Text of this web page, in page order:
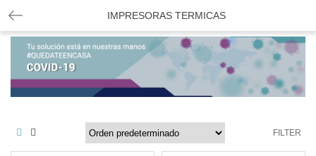
IMPRESORAS TERMICAS
FILTER